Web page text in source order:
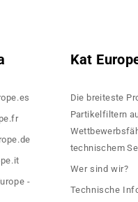
-
Kat
Die breiteste
Partikelfiltern
technischem
Wer sind wir?
Technische